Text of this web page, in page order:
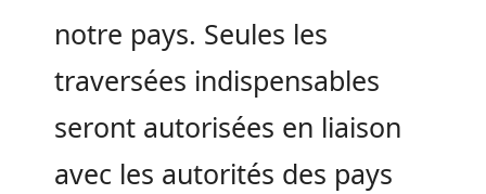
notre pays. Seules les
traversées indispensables
seront autorisées en liaison
avec les autorités des pays